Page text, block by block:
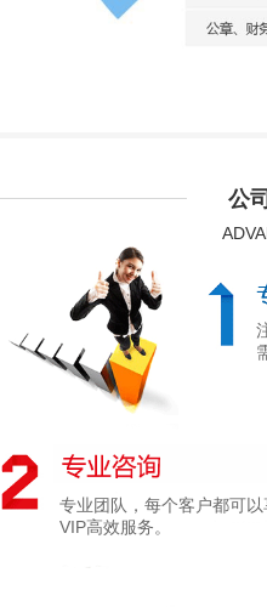
公
专业团队，每个客户都可
VIP高效服务。